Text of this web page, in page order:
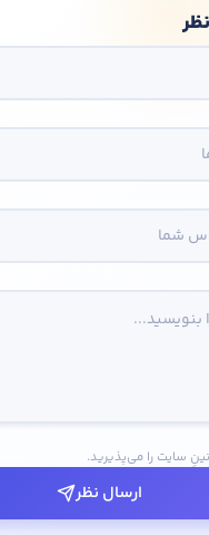
سایت را می‌پذیرید.
ارسال نظر